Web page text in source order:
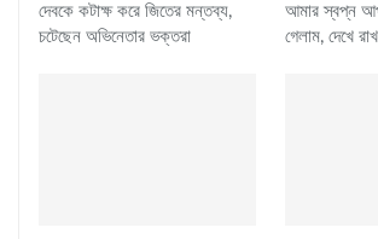
দেবকে কটাক্ষ করে জিতের মন্তব্য,
চটেছেন অভিনেতার ভক্তরা
আমার স্বপ্ন
গেলাম, দেখে